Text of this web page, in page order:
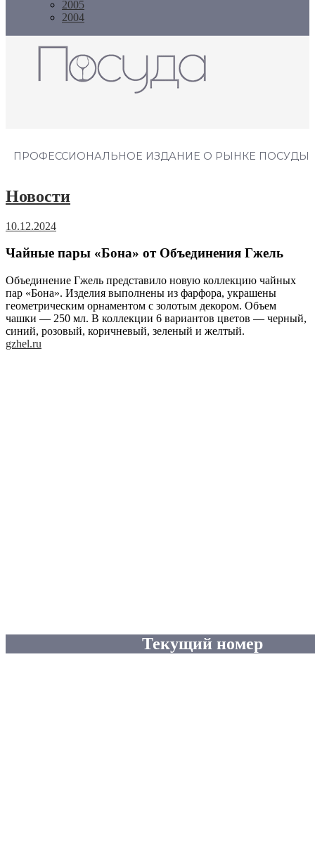
2005
2004
ПРОФЕССИОНАЛЬНОЕ ИЗДАНИЕ О РЫНКЕ ПОСУДЫ
Новости
10.12.2024
Чайные пары «Бона» от Объединения Гжель
Объединение Гжель представило новую коллекцию чайных
пар «Бона». Изделия выполнены из фарфора, украшены
геометрическим орнаментом с золотым декором. Объем
чашки — 250 мл. В коллекции 6 вариантов цветов — черный,
синий, розовый, коричневый, зеленый и желтый.
gzhel.ru
Текущий номер